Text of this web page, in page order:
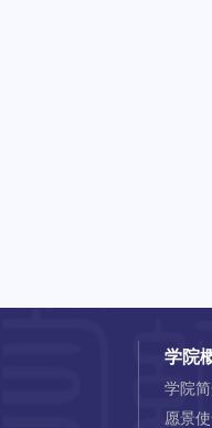
学院
学院
愿景